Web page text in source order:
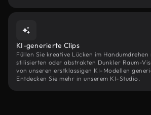
KI-generierte Clips
Füllen Sie kreative Lücken im
stilisierten oder abstrakten Dunkler Raum-
von unseren erstklassigen KI-Modellen
Entdecken Sie mehr in unserem KI-Studio.